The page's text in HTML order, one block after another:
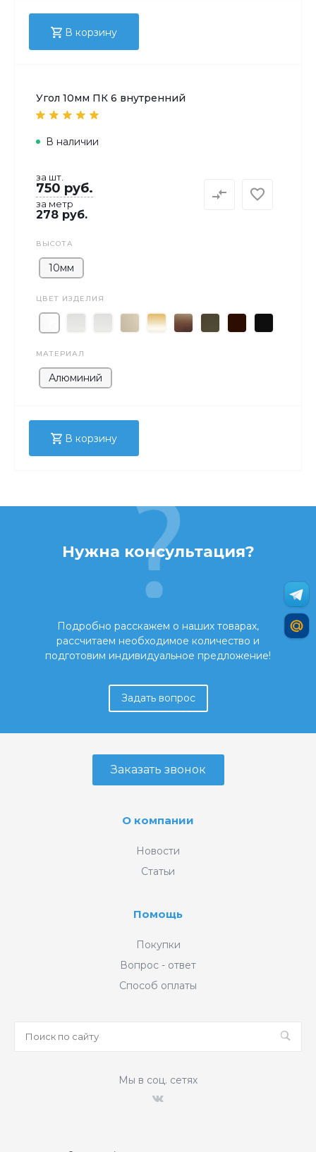
В корзину
Угол 10мм ПК 6 внутренний
В наличии
за шт.
750 руб.
за метр
278 руб.
ВЫСОТА
10мм
ЦВЕТ ИЗДЕЛИЯ
МАТЕРИАЛ
Алюминий
В корзину
Нужна консультация?
Подробно расскажем о наших товарах,
рассчитаем необходимое количество и
подготовим индивидуальное предложение!
Задать вопрос
Заказать звонок
О компании
Новости
Статьи
Помощь
Покупки
Вопрос - ответ
Способ оплаты
Мы в соц. сетях